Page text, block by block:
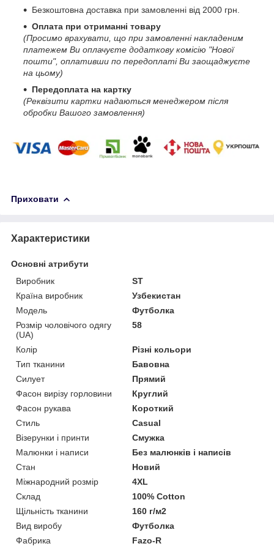
Безкоштовна доставка при замовленні від 2000 грн.
Оплата при отриманні товару
(Просимо врахувати, що при замовленні накладеним
платежем Ви оплачуєте додаткову комісію "Нової
пошти", оплативши по передоплаті Ви заощаджуєте
на цьому)
Передоплата на картку
(Реквізити картки надаються менеджером після
обробки Вашого замовлення)
Приховати
Характеристики
Основні атрибути
Виробник
ST
Країна виробник
Узбекистан
Модель
Футболка
Розмір чоловічого одягу
(UA)
58
Колір
Різні кольори
Тип тканини
Бавовна
Силует
Прямий
Фасон вирізу горловини
Круглий
Фасон рукава
Короткий
Стиль
Casual
Візерунки і принти
Смужка
Малюнки і написи
Без малюнків і написів
Стан
Новий
Міжнародний розмір
4XL
Склад
100% Cotton
Щільність тканини
160 г/м2
Вид виробу
Футболка
Фабрика
Fazo-R